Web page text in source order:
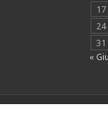
17
24
31
« Giu